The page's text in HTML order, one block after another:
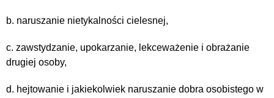
b. naruszanie nietykalności cielesnej,
c. zawstydzanie, upokarzanie, lekceważenie i obrażanie
drugiej osoby,
d. hejtowanie i jakiekolwiek naruszanie dobra osobistego w